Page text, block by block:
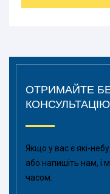
ОТРИМАЙТЕ
КОНСУЛЬТАЦІЮ
Якщо у вас є які-
або напишіть нам, і
часом.